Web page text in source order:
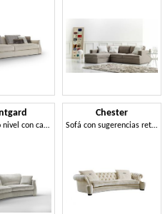
Sofá de alto nivel con carácter distintivo
Chester
Sofá con sugerencias retro